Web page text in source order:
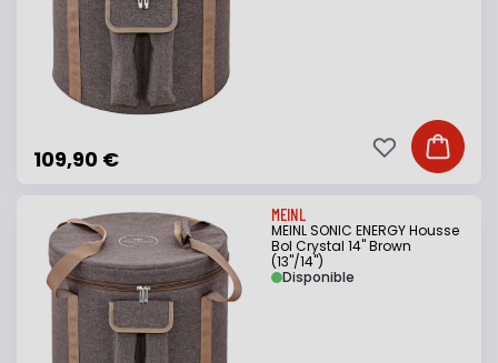
109,90 € Ajouter
Ajouter à ma
MEINL
MEINL SONIC ENERGY Housse
Bol Crystal 14" Brown
(13"/14")
Disponible